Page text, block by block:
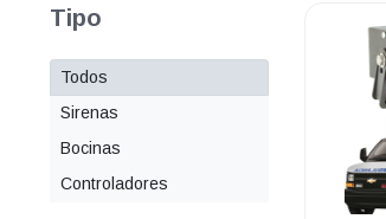
Tipo
Todos
Sirenas
Bocinas
Controladores